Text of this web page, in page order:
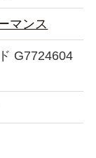
マンス
G7724604